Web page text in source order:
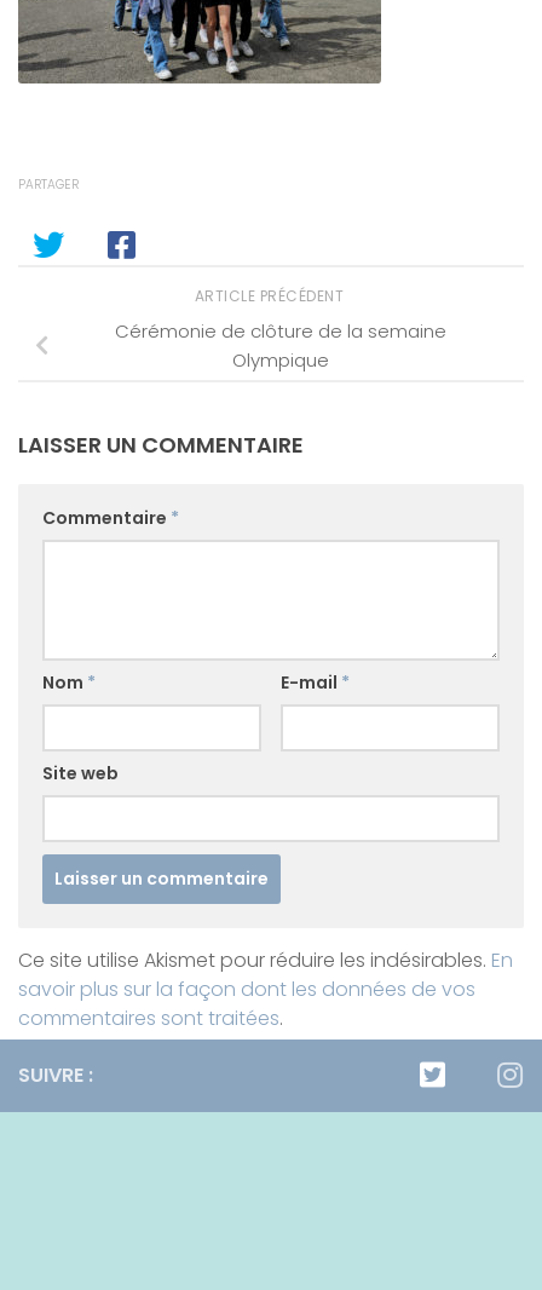
PARTAGER
ARTICLE PRÉCÉDENT
Cérémonie de clôture de la semaine
Olympique
LAISSER UN COMMENTAIRE
Commentaire *
Nom * E-mail *
Site web
Ce site utilise Akismet pour réduire les indésirables. En
savoir plus sur la façon dont les données de vos
commentaires sont traitées.
SUIVRE :